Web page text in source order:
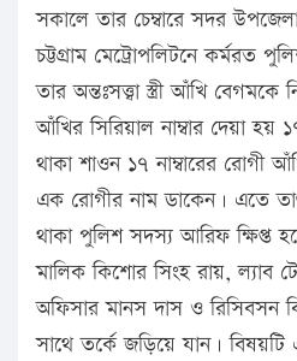
সকালে তার চেম্বারে সদর
চট্টগ্রাম মেট্রোপলিটনে কর্মরত
তার অন্তঃসত্ত্বা স্ত্রী আঁখি
আঁখির সিরিয়াল নাম্বার দেয়া
থাকা শাওন ১৭ নাম্বারের রোগী
এক রোগীর নাম ডাকেন। এতে
থাকা পুলিশ সদস্য আরিফ ক্ষিপ্ত
মালিক কিশোর সিংহ রায়, ল্যাব
অফিসার মানস দাস ও রিসিবসন
সাথে তর্কে জড়িয়ে যান। বিষয়টি